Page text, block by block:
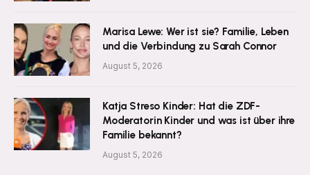
Marisa Lewe: Wer ist sie? Familie, Leben
und die Verbindung zu Sarah Connor
August 5, 2026
Katja Streso Kinder: Hat die ZDF-
Moderatorin Kinder und was ist über ihre
Familie bekannt?
August 5, 2026